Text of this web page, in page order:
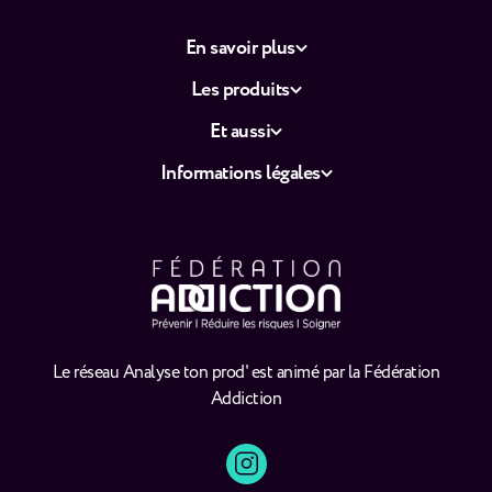
Le réseau Analyse ton prod' est animé par la Fédération
Addiction
En savoir plus
Les produits
Et aussi
Informations légales